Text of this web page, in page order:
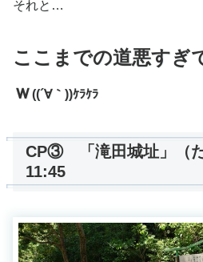
それと…
ここまでの道悪すぎ
ｗ((´∀｀))ｹﾗｹﾗ
CP③ 「滝田城址」（た
11:45